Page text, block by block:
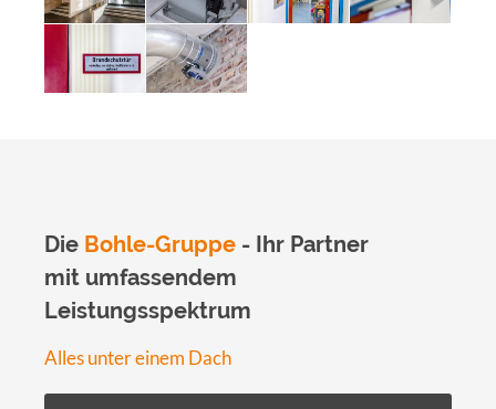
Die Bohle-Gruppe - Ihr Partner
mit umfassendem
Leistungsspektrum
Alles unter einem Dach